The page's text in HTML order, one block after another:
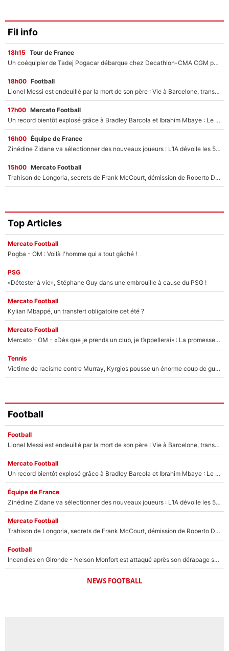
Fil info
18h15 Tour de France
Un coéquipier de Tadej Pogacar débarque chez Decathlon-CMA CGM pour épauler Paul Seixas : «Mes meilleures années sont à venir»
18h00 Football
Lionel Messi est endeuillé par la mort de son père : Vie à Barcelone, transfert au PSG... voilà comment Jorge Messi a joué un rôle essentiel dans sa carrière !
17h00 Mercato Football
Un record bientôt explosé grâce à Bradley Barcola et Ibrahim Mbaye : Le PSG sur le point de réaliser un mercato historique ?
16h00 Équipe de France
Zinédine Zidane va sélectionner des nouveaux joueurs : L’IA dévoile les 5 cracks qui pourraient rapidement le rejoindre en équipe de France !
15h00 Mercato Football
Trahison de Longoria, secrets de Frank McCourt, démission de Roberto De Zerbi : Medhi Benatia se lâche sur son départ de l'OM et fait d'importantes révélations
Top Articles
Mercato Football
Pogba - OM : Voilà l'homme qui a tout gâché !
PSG
«Détester à vie», Stéphane Guy dans une embrouille à cause du PSG !
Mercato Football
Kylian Mbappé, un transfert obligatoire cet été ?
Mercato Football
Mercato - OM - «Dès que je prends un club, je t’appellerai» : La promesse de Marcelino au moment de claquer la porte
Tennis
Victime de racisme contre Murray, Kyrgios pousse un énorme coup de gueule !
Football
Football
Lionel Messi est endeuillé par la mort de son père : Vie à Barcelone, transfert au PSG... voilà comment Jorge Messi a joué un rôle essentiel dans sa carrière !
Mercato Football
Un record bientôt explosé grâce à Bradley Barcola et Ibrahim Mbaye : Le PSG sur le point de réaliser un mercato historique ?
Équipe de France
Zinédine Zidane va sélectionner des nouveaux joueurs : L’IA dévoile les 5 cracks qui pourraient rapidement le rejoindre en équipe de France !
Mercato Football
Trahison de Longoria, secrets de Frank McCourt, démission de Roberto De Zerbi : Medhi Benatia se lâche sur son départ de l'OM et fait d'importantes révélations
Football
Incendies en Gironde - Nelson Monfort est attaqué après son dérapage sur CNews : «Et lui, il prend combien pour parler dans un studio climatisé?»
NEWS FOOTBALL